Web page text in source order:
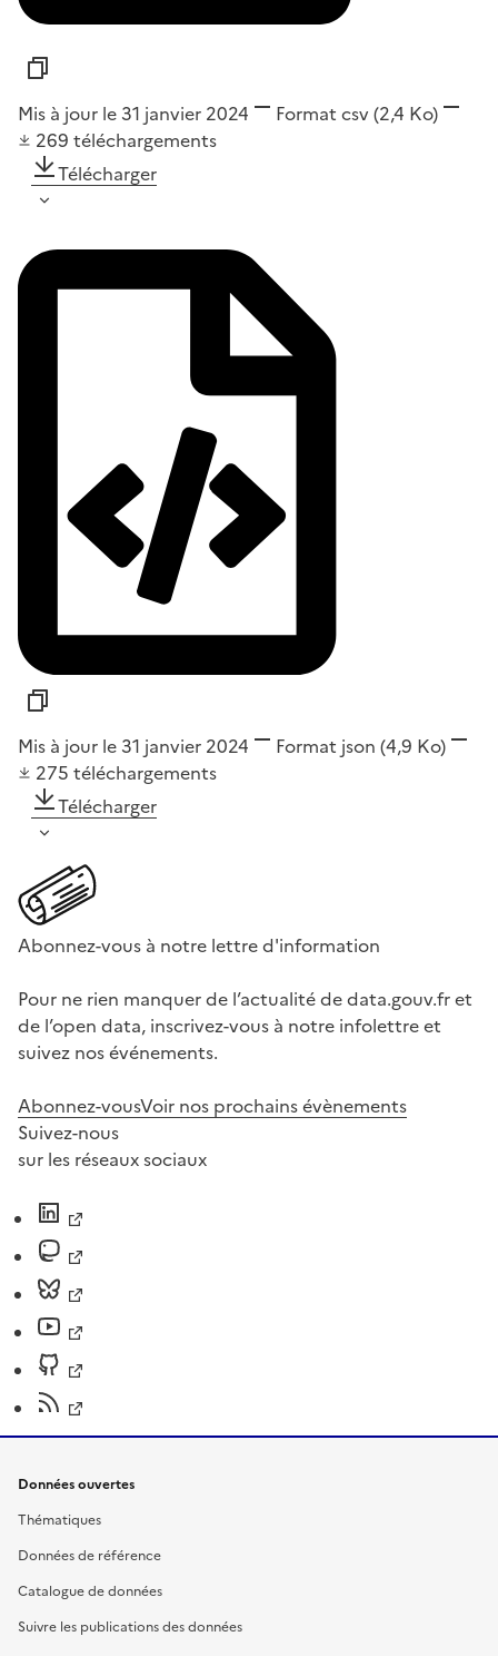
Mis à jour le 31 janvier 2024 Format csv(2,4 Ko)
269 téléchargements
Télécharger
Mis à jour le 31 janvier 2024 Format json (4,9 Ko)
275 téléchargements
Télécharger
Abonnez-vous à notre lettre d'information
Pour ne rien manquer de l’actualité de data.gouv.fr et
de l’open data, inscrivez-vous à notre infolettre et
suivez nos événements.
Abonnez-vousVoir nos prochains évènements
Suivez-nous
sur les réseaux sociaux
Données ouvertes
Thématiques
Données de référence
Catalogue de données
Suivre les publications des données